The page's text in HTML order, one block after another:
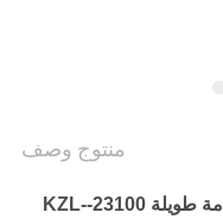
منتوج وصف
أجزاء ناقلات الدراجات النارية حياة خدمة طويلة 23100-KZL-